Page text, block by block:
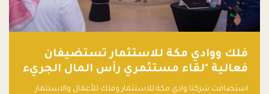
فلك ووادي مكة للاستثمار تستضيفان
فعالية "لقاء مستثمري رأس المال الجريء
في المنطقة"
استضافت شركتا وادي مكة للاستثمار وفلك للأعمال والاستثمار